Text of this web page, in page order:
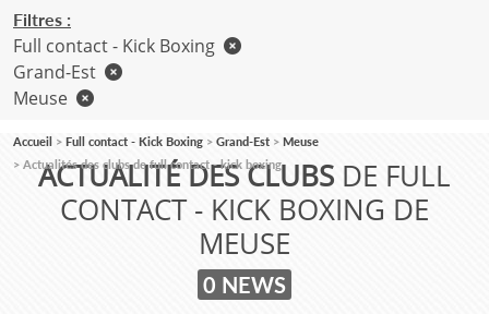
ACTUALITÉ DES CLUBS DE FULL
CONTACT - KICK BOXING DE
MEUSE
0 NEWS
Filtres :
Full contact - Kick Boxing
Grand-Est
Meuse
Accueil Full contact - Kick Boxing Grand-Est
Meuse
Actualités des clubs de full contact - kick boxing